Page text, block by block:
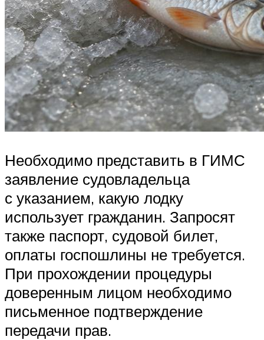
Необходимо представить в ГИМС
заявление судовладельца
с указанием, какую лодку
использует гражданин. Запросят
также паспорт, судовой билет,
оплаты госпошлины не требуется.
При прохождении процедуры
доверенным лицом необходимо
письменное подтверждение
передачи прав.